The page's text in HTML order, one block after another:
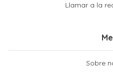
Llamar a la
Sobre